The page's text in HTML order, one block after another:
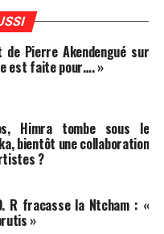
de Pierre Akendengué sur
est faite pour…. »
Himra tombe sous le
bientôt une collaboration
?
R fracasse la Ntcham : «
»